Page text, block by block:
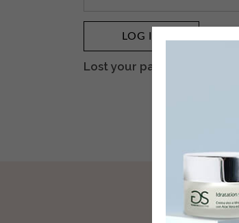
LOG IN
Lost your password?